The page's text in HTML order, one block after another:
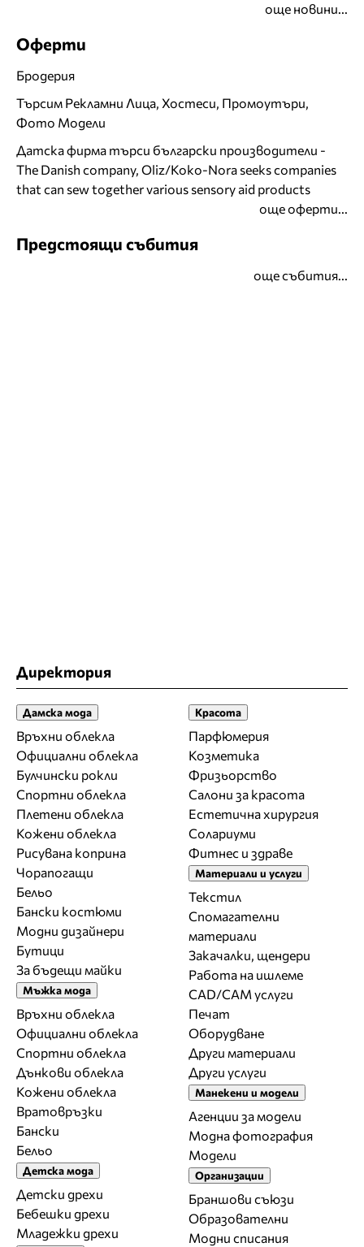
още новини...
Оферти
Бродерия
Търсим Рекламни Лица, Хостеси, Промоутъри,
Фото Модели
Датска фирма търси български производители -
The Danish company, Oliz/Koko-Nora seeks companies
that can sew together various sensory aid products
още оферти...
Предстоящи събития
още събития...
Директория
Дамска мода
Връхни облекла
Официални облекла
Булчински рокли
Спортни облекла
Плетени облекла
Кожени облекла
Рисувана коприна
Чорапогащи
Бельо
Бански костюми
Модни дизайнери
Бутици
За бъдещи майки
Мъжка мода
Връхни облекла
Официални облекла
Спортни облекла
Дънкови облекла
Кожени облекла
Вратовръзки
Бански
Бельо
Детска мода
Детски дрехи
Бебешки дрехи
Младежки дрехи
Красота
Парфюмерия
Козметика
Фризьорство
Салони за красота
Естетична хирургия
Солариуми
Фитнес и здраве
Материали и услуги
Текстил
Спомагателни
материали
Закачалки, щендери
Работа на ишлеме
CAD/CAM услуги
Печат
Оборудване
Други материали
Други услуги
Манекени и модели
Агенции за модели
Модна фотография
Модели
Организации
Браншови съюзи
Образователни
Модни списания